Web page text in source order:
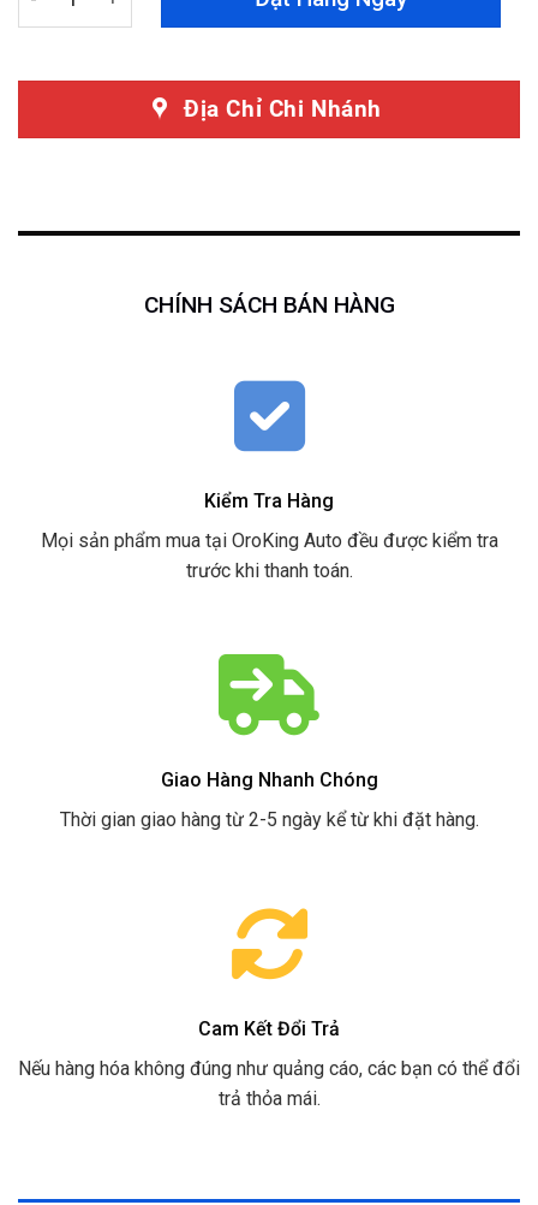
Địa Chỉ Chi Nhánh
CHÍNH SÁCH BÁN HÀNG
Kiểm Tra Hàng
Mọi sản phẩm mua tại OroKing Auto đều được kiểm tra
trước khi thanh toán.
Giao Hàng Nhanh Chóng
Thời gian giao hàng từ 2-5 ngày kể từ khi đặt hàng.
Cam Kết Đổi Trả
Nếu hàng hóa không đúng như quảng cáo, các bạn có thể đổi
trả thỏa mái.